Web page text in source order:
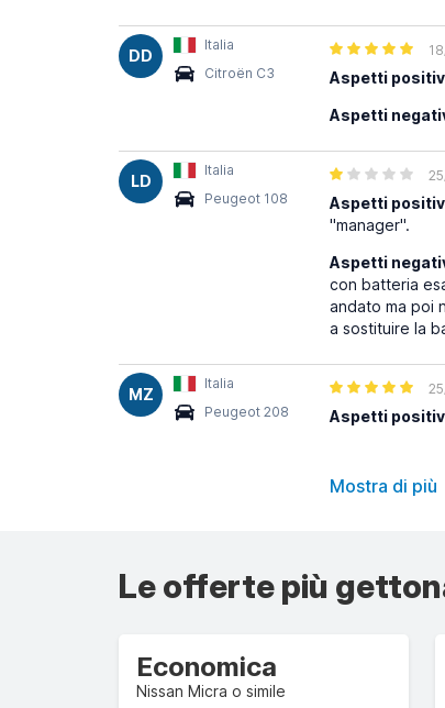
DD
Italia
Citroën C3
Aspetti
Aspetti
LD
Italia
Peugeot 108
Aspetti
"manager".
Aspetti
con batteria
andato ma poi
a sostituire la
MZ
Italia
Peugeot 208
Aspetti
Mostra di più
Le offerte più
Economica
Nissan Micra o simile